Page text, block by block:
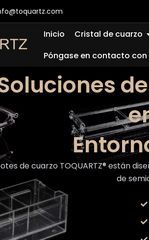
Inicio Cristal de cuarzo
Póngase en contacto con
de cuarzo TOQUARTZ® están
de